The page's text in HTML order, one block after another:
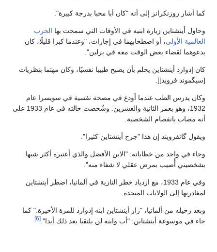
كما أشار روزنكرانز إلى أنه "كان أبا محبا بدرجة كبيرة".
وحاول أينشتاين زيارة ابنيه في الأوقات التي سمحت بها الحرب
العالمية الأولى، أو اصطحابهما في إجازات، "وعندما كبرا قليلًا، كان
يدعوهما لقضاء بعض الوقت معه في برلين".
كان إدوارد أينشتاين يحلم بأن يصبح طبيبا نفسيًا، وكان مهتما بنظريات
[سيگموند فرويد]].
وكان يدرس الطب عندما أودع في مصحة نفسية في سويسرا عام
1932، وهو بعمر الثانية والعشرين. وشُخصت حالته في عام 1933 على
أنه مصاب بانفصام الشخصية.
ويقول گاتفرويند إن هذا "جرح أينشتاين كثيرا".
وجاء في واحد من خطاباته: "الابن الأفضل والذي أعتبره أكثر شبها
بشخصيتي أُصيب بمرض عقلي لا شفاء منه".
وفي عام 1933، مع ازدياد خطر النازية في ألمانيا، اضطر أينشتاين
لمغادرتها إلى الولايات المتحدة.
وبعد رحيله من ألمانيا، "زار أينشتاين ابنه إدوارد للمرة الأخيرة." كما
جاء في موسوعة أينشتاين: "أب وابنه لن يلتقيا بعد ذلك أبدا". [6]